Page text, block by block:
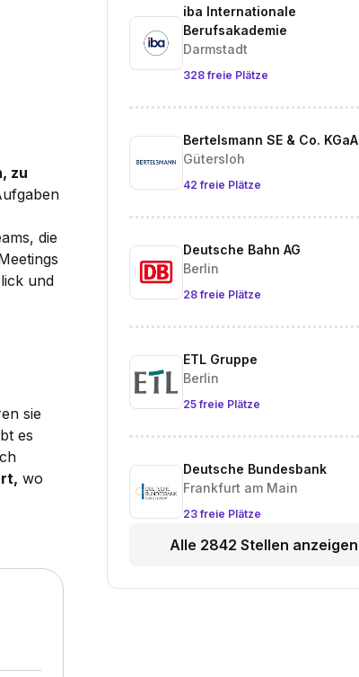
zu
die
und
sie
es
wo
iba Internationale
Berufsakademie
Darmstadt
328 freie Plätze
Bertelsmann SE & Co. KGaA
Gütersloh
42 freie Plätze
Deutsche Bahn AG
Berlin
28 freie Plätze
ETL Gruppe
Berlin
25 freie Plätze
Deutsche Bundesbank
Frankfurt am Main
23 freie Plätze
Alle 2842 Stellen anzeigen